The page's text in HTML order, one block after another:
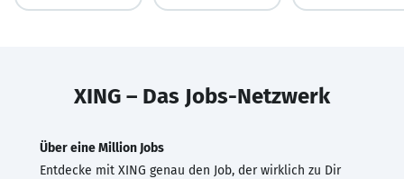
XING – Das Jobs-Netzwerk
Über eine Million Jobs
Entdecke mit XING genau den Job, der wirklich zu Dir